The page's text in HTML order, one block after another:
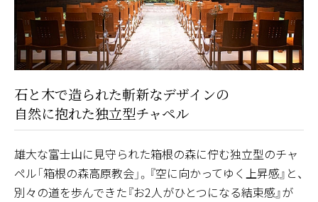
石と木で造られた斬新なデザインの
自然に抱れた独立型チャペル
雄大な富士山に見守られた箱根の森に佇む独立型のチャ
ペル「箱根の森高原教会」。『空に向かってゆく上昇感』と、
別々の道を歩んできた『お2人がひとつになる結束感』が